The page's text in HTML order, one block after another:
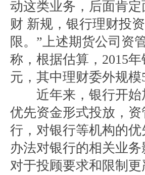
动这类业务，后面肯
财 新规，银行理财投
限。”上述期货公司资
称，根据估算，2015
元，其中理财委外规模
近年来，银行开始
优先资金形式投放，
行，对银行等机构的
办法对银行的相关业
对于投顾要求和限制